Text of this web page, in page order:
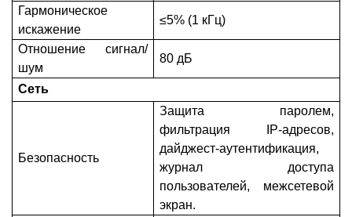
Гармоническое
искажение
≤5% (1 кГц)
Отношение сигнал/
шум
80 дБ
Сеть
Безопасность
Защита паролем,
фильтрация IP-адресов,
дайджест-аутентификация,
журнал доступа
пользователей, межсетевой
экран.